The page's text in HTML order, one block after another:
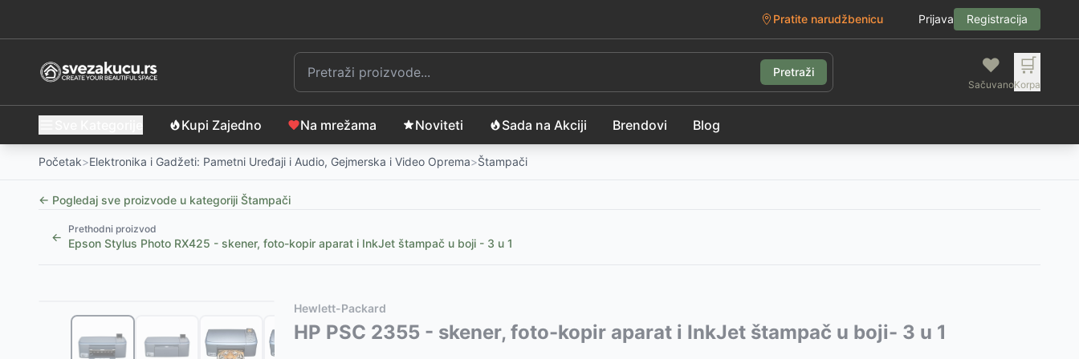
Pratite narudžbenicu Prijava Registracija
Pretraži ❤️
Sačuvano
🛒
Korpa
Kupi Zajedno Na mrežama Noviteti Sada na Akciji Brendovi Blog
Početak>Elektronika i Gadžeti: Pametni Uređaji i Audio, Gejmerska i Video Oprema>Štampači
← Pogledaj sve proizvode u kategoriji Štampači
←
Prethodni proizvod
Epson Stylus Photo RX425 - skener, foto-kopir aparat i InkJet štampač u boji - 3 u 1
Brother Portabl termalni štampač nalepnica na baterije PTH107BRE1-4199RSD
Brother Laserski štampač s obostranom štampom HLL2402DYJ1
RSD
Ovaj proizvod nije dostupan, pogledajte slične proizvode:
Brother laserski štampač HL1110EYJ1
-
Hewlett-Packard
HP PSC 2355 - skener, foto-kopir aparat i InkJet štampač u boji- 3 u 1